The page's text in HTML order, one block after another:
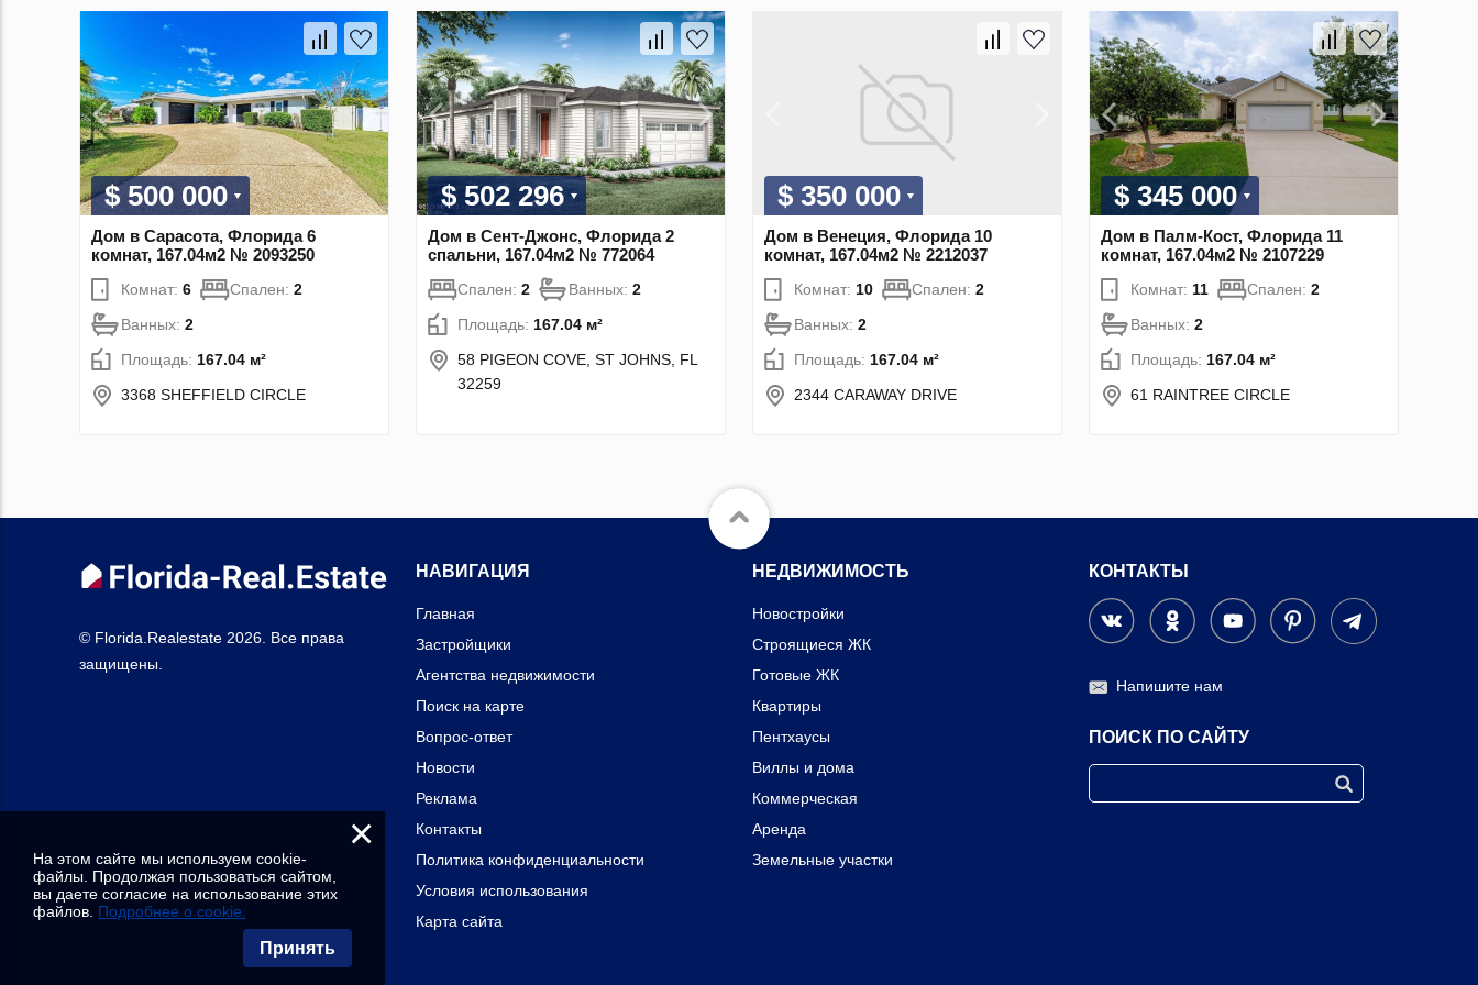
$ 500 000
Дом в Сарасота, Флорида 6
комнат, 167.04м2 № 2093250
Комнат: 6 Спален: 2
Ванных: 2
Площадь: 167.04 м²
3368 SHEFFIELD CIRCLE
$ 502 296
Дом в Сент-Джонс, Флорида 2
спальни, 167.04м2 № 772064
Спален: 2 Ванных: 2
Площадь: 167.04 м²
58 PIGEON COVE, ST JOHNS, FL
32259
$ 350 000
Дом в Венеция, Флорида 10
комнат, 167.04м2 № 2212037
Комнат: 10 Спален: 2
Ванных: 2
Площадь: 167.04 м²
2344 CARAWAY DRIVE
$ 345 000
Дом в Палм-Кост, Флорида 11
комнат, 167.04м2 № 2107229
Комнат: 11 Спален: 2
Ванных: 2
Площадь: 167.04 м²
61 RAINTREE CIRCLE
© Florida.Realestate 2026. Все права
защищены.
НАВИГАЦИЯ
Главная
Застройщики
Агентства недвижимости
Поиск на карте
Вопрос-ответ
Новости
Реклама
Контакты
Политика конфиденциальности
Условия использования
Карта сайта
НЕДВИЖИМОСТЬ
Новостройки
Строящиеся ЖК
Готовые ЖК
Квартиры
Пентхаусы
Виллы и дома
Коммерческая
Аренда
Земельные участки
КОНТАКТЫ
Напишите нам
ПОИСК ПО САЙТУ
×
На этом сайте мы используем cookie-
файлы. Продолжая пользоваться сайтом,
вы даете согласие на использование этих
файлов. Подробнее о cookie.
Принять